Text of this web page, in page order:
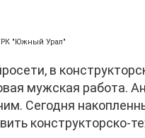
"Южный Урал"
в
мужская работа.
Сегодня
конструкторско-